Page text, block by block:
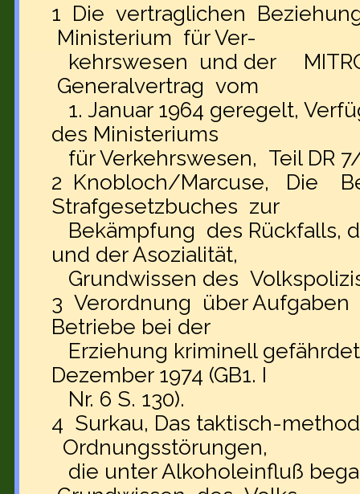
1 Die vertraglichen
Ministerium für Ver-
kehrswesen und der
Generalvertrag vom
1. Januar 1964 geregelt,
des Ministeriums
für Verkehrswesen, Teil DR
2 Knobloch/Marcuse, Die
Strafgesetzbuches zur
Bekämpfung des Rückfalls,
und der Asozialität,
Grundwissen des
3 Verordnung über
Betriebe bei der
Erziehung kriminell
Dezember 1974 (GB1. I
Nr. 6 S. 130).
4 Surkau, Das taktisch-
Ordnungsstörungen,
die unter Alkoholeinfluß